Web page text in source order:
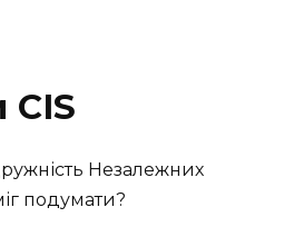
CIS
Незалежних
подумати?